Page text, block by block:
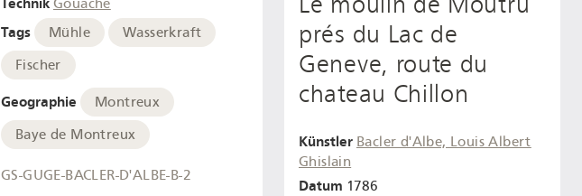
Gouache
Tags Mühle
Wasserkraft
Fischer
Geographie
Montreux
Baye de Montreux
GS-GUGE-BACLER-D'ALBE-B-2
prés du Lac de
Geneve, route du
chateau Chillon
Künstler Bacler d'Albe, Louis Albert
Ghislain
Datum 1786